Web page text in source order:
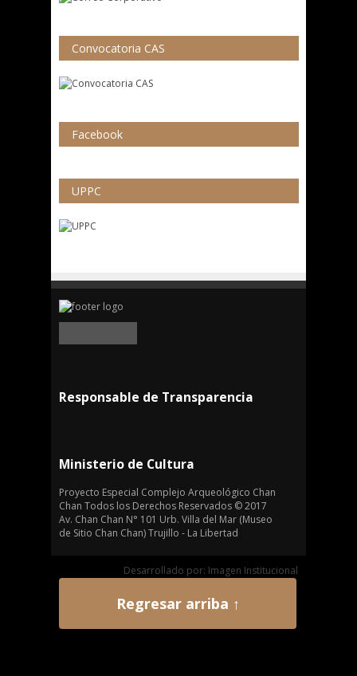
Convocatoria CAS
Facebook
UPPC
Responsable de Transparencia
Ministerio de Cultura
Proyecto Especial Complejo Arqueológico Chan
Chan Todos los Derechos Reservados © 2017
Av. Chan Chan N° 101 Urb. Villa del Mar (Museo
de Sitio Chan Chan) Trujillo - La Libertad
Desarrollado por: Imagen Institucional
Regresar arriba ↑